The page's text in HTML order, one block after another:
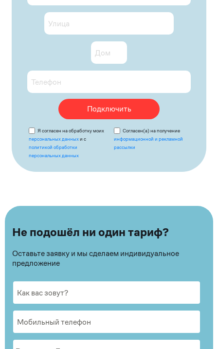
Подключить
Я согласен на обработку моих
персональных данныхи с
политикой обработки
персональных данных
Согласен(а) на получение
информационной и рекламной
рассылки
Не подошёл ни один тариф?
Оставьте заявку и мы сделаем индивидуальное
предложение